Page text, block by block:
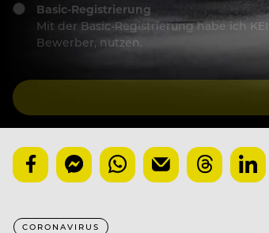
Basic-Registrierung
Mit der Basic-Registrierung habe ich
Bewerber, nutzen.
CORONAVIRUS